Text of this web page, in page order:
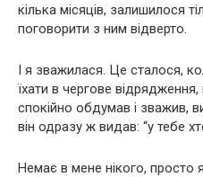
кілька місяців, залишилося
поговорити з ним відверто.
І я зважилася. Це сталося,
їхати в чергове
спокійно обдумав і зважив,
він одразу ж видав: “у тебе
Немає в мене нікого, просто